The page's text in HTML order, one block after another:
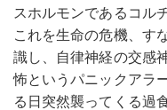
スホルモンであるコル
これを生命の危機、す
識し、自律神経の交感
怖というパニックアラ
る日突然襲ってくる過